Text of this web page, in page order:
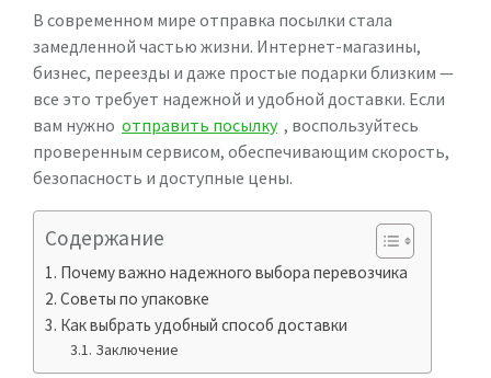
В современном мире отправка посылки стала
замедленной частью жизни. Интернет-магазины,
бизнес, переезды и даже простые подарки близким —
все это требует надежной и удобной доставки. Если
вам нужно отправить посылку, воспользуйтесь
проверенным сервисом, обеспечивающим скорость,
безопасность и доступные цены.
Содержание
Почему важно надежного выбора перевозчика
Советы по упаковке
Как выбрать удобный способ доставки
Заключение